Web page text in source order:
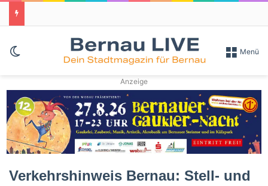
Skin umschalten Menü
Anzeige
Verkehrshinweis Bernau: Stell- und